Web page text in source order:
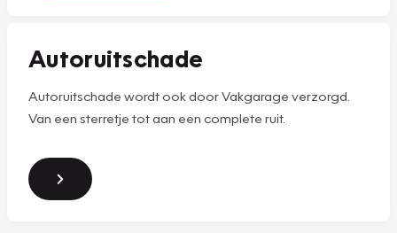
Autoruitschade
Autoruitschade wordt ook door Vakgarage verzorgd.
Van een sterretje tot aan een complete ruit.